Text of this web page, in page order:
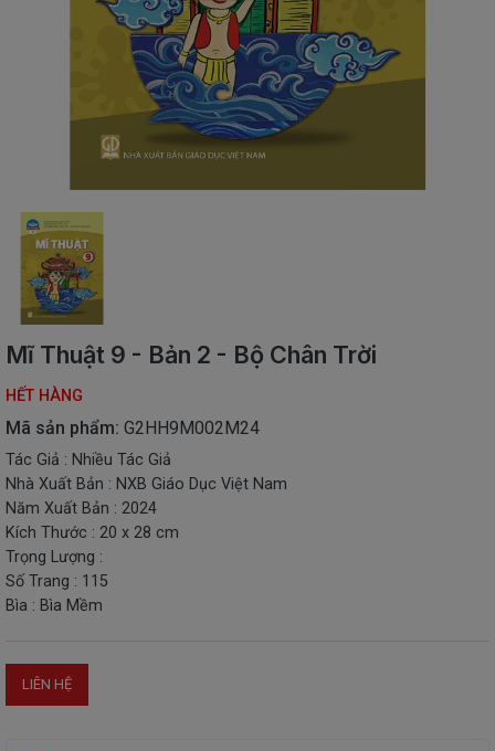
NGOẠI
NGỮ
VPP
-
ĐỒ
DÙNG
SINH
QUÀ
TẶNG
ĐỒ
CHƠI
THIẾT
BỊ
STEM
Mĩ Thuật 9 - Bản 2 - Bộ Chân Trời
HẾT HÀNG
Mã sản phẩm: G2HH9M002M24
Tác Giả : Nhiều Tác Giả
Nhà Xuất Bản : NXB Giáo Dục Việt Nam
Năm Xuất Bản : 2024
Kích Thước : 20 x 28 cm
Trọng Lượng :
Số Trang : 115
Bìa : Bìa Mềm
LIÊN HỆ